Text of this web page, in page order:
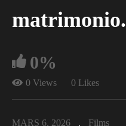
matrimonio.
0%
0 Views 0 Likes
MARS 6, 2026 Films